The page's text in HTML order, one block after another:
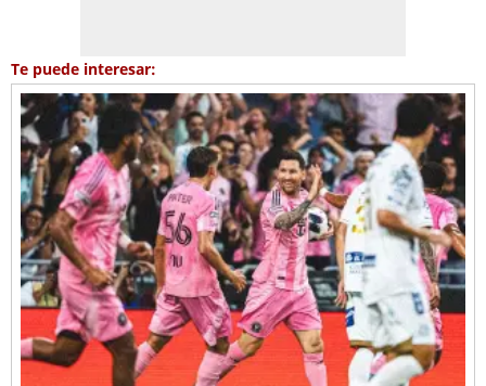
Te puede interesar: